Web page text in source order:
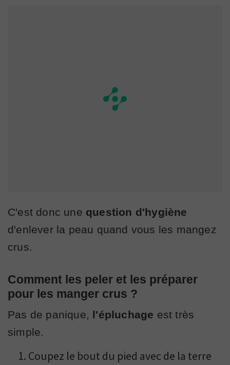
C'est donc une question d'hygiène
d'enlever la peau quand vous les mangez
crus.
Comment les peler et les préparer
pour les manger crus ?
Pas de panique, l'épluchage est très
simple.
Coupez le bout du pied avec de la terre